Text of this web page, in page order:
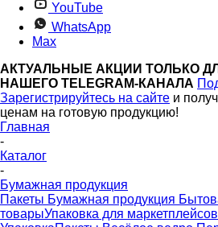
YouTube
WhatsApp
Max
АКТУАЛЬНЫЕ АКЦИИ ТОЛЬКО
НАШЕГО TELEGRAM-КАНАЛА
Зарегистрируйтесь на сайте и
ценам на готовую продукцию!
Главная
-
Каталог
-
Бумажная продукция
Пакеты Бумажная продукция
товарыУпаковка для маркетплейсов